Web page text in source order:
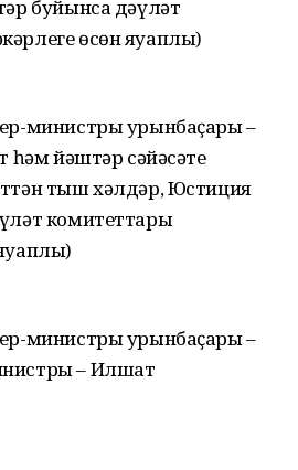
буйынса дәүләт
өсөн яуаплы)
министры урынбаҫары –
һәм йәштәр сәйәсәте
тыш хәлдәр, Юстиция
комитеттары
министры урынбаҫары –
– Илшат